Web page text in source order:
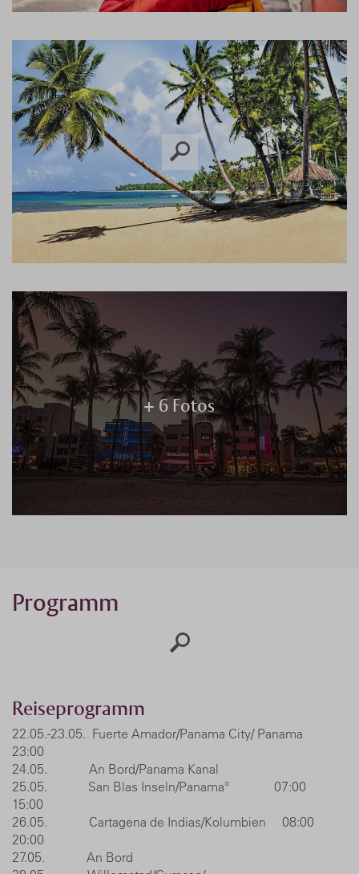
+ 6 Fotos
Programm
Reiseprogramm
22.05.-23.05. Fuerte Amador/Panama City/ Panama
23:00
24.05. An Bord/Panama Kanal
25.05. San Blas Inseln/Panama° 07:00
15:00
26.05. Cartagena de Indias/Kolumbien 08:00
20:00
27.05. An Bord